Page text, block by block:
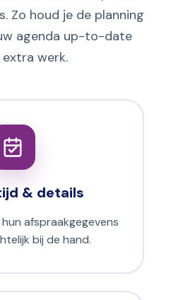
Zo houd je de planning
agenda up-to-date
werk.
& details
afspraakgegevens
bij de hand.